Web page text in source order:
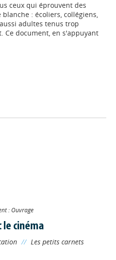
ceux qui éprouvent des
: écoliers, collégiens,
adultes tenus trop
Ce document, en s'appuyant
: Ouvrage
le cinéma
// Les petits carnets